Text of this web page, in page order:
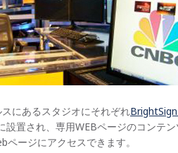
にあるスタジオにそれぞれ
置され、専用WEBページのコンテ
ージにアクセスできます。